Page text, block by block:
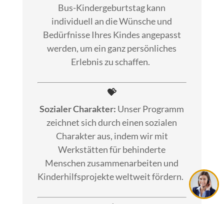
Bus-Kindergeburtstag kann
individuell an die Wünsche und
Bedürfnisse Ihres Kindes angepasst
werden, um ein ganz persönliches
Erlebnis zu schaffen.
💝
Sozialer Charakter: Unser Programm
zeichnet sich durch einen sozialen
Charakter aus, indem wir mit
Werkstätten für behinderte
Menschen zusammenarbeiten und
Kinderhilfsprojekte weltweit fördern.